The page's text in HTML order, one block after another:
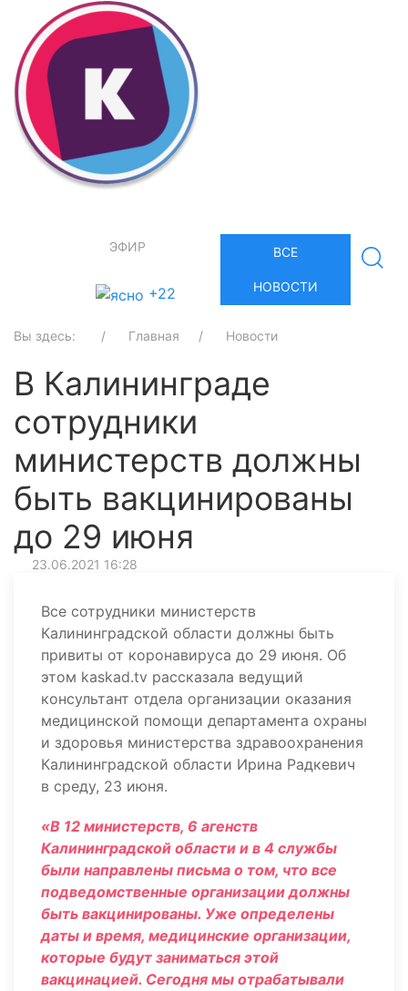
ЭФИР
+22
ВСЕ
НОВОСТИ
Вы здесь: Главная Новости
В Калининграде
сотрудники
министерств должны
быть вакцинированы
до 29 июня
23.06.2021 16:28
Все сотрудники министерств
Калининградской области должны быть
привиты от коронавируса до 29 июня. Об
этом kaskad.tv рассказала ведущий
консультант отдела организации оказания
медицинской помощи департамента охраны
и здоровья министерства здравоохранения
Калининградской области Ирина Радкевич
в среду, 23 июня.
«В 12 министерств, 6 агенств
Калининградской области и в 4 службы
были направлены письма о том, что все
подведомственные организации должны
быть вакцинированы. Уже определены
даты и время, медицинские организации,
которые будут заниматься этой
вакцинацией. Сегодня мы отрабатывали